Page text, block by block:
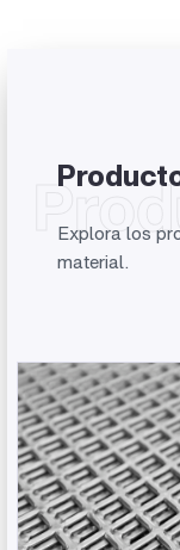
Explora los
material.